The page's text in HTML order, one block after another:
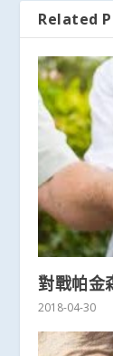
Related
對戰帕金
2018-04-30